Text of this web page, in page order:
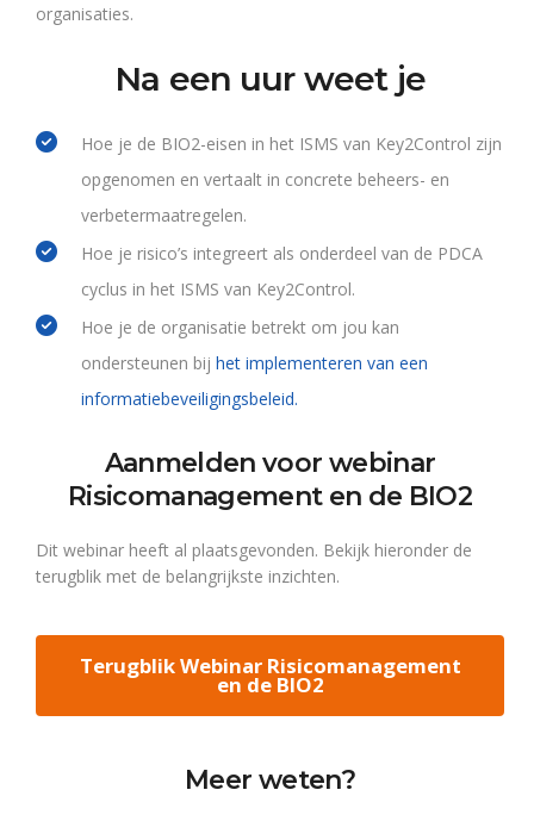
organisaties.
Na een uur weet je
Hoe je de BIO2-eisen in het ISMS van Key2Control zijn
opgenomen en vertaalt in concrete beheers- en
verbetermaatregelen.
Hoe je risico’s integreert als onderdeel van de PDCA
cyclus in het ISMS van Key2Control.
Hoe je de organisatie betrekt om jou kan
ondersteunen bij het implementeren van een
informatiebeveiligingsbeleid.
Aanmelden voor webinar
Risicomanagement en de BIO2
Dit webinar heeft al plaatsgevonden. Bekijk hieronder de
terugblik met de belangrijkste inzichten.
Terugblik Webinar Risicomanagement
en de BIO2
Meer weten?